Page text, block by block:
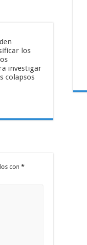
los
investigar
colapsos
con *